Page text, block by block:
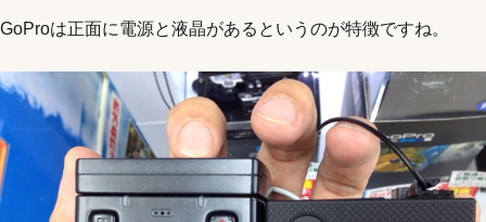
GoProは正面に電源と液晶があるというのが特徴ですね。